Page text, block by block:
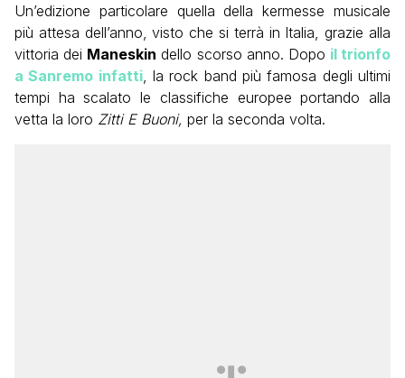
Un’edizione particolare quella della kermesse musicale
più attesa dell’anno, visto che si terrà in Italia, grazie alla
vittoria dei Maneskin dello scorso anno. Dopo il trionfo
a Sanremo infatti, la rock band più famosa degli ultimi
tempi ha scalato le classifiche europee portando alla
vetta la loro Zitti E Buoni, per la seconda volta.